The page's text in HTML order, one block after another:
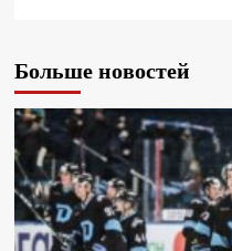
Больше новостей